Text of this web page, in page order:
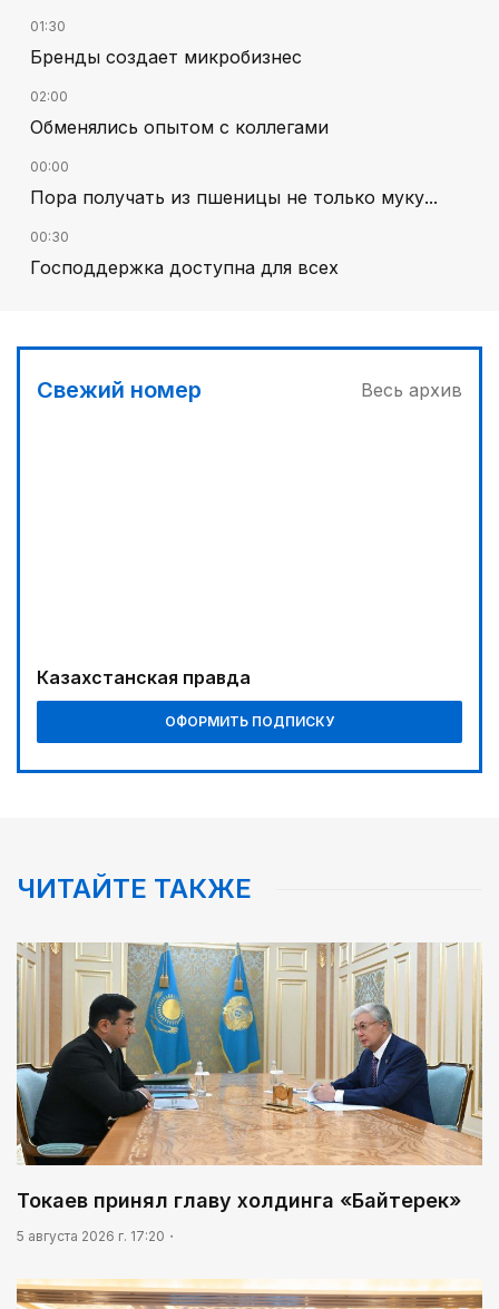
01:30
Бренды создает микробизнес
02:00
Обменялись опытом с коллегами
00:00
Пора получать из пшеницы не только муку...
00:30
Господдержка доступна для всех
Продолжаются инспекционные поездки
Наш десант на Dota 2, Phygital Football и Phygital
Shooter
05:00
Вычислен последний фигурант «титанового»
Свежий номер Весь архив
Казахстанская правда
ОФОРМИТЬ ПОДПИСКУ
ЧИТАЙТЕ ТАКЖЕ
Токаев принял главу холдинга «Байтерек»
5 августа 2026 г. 17:20